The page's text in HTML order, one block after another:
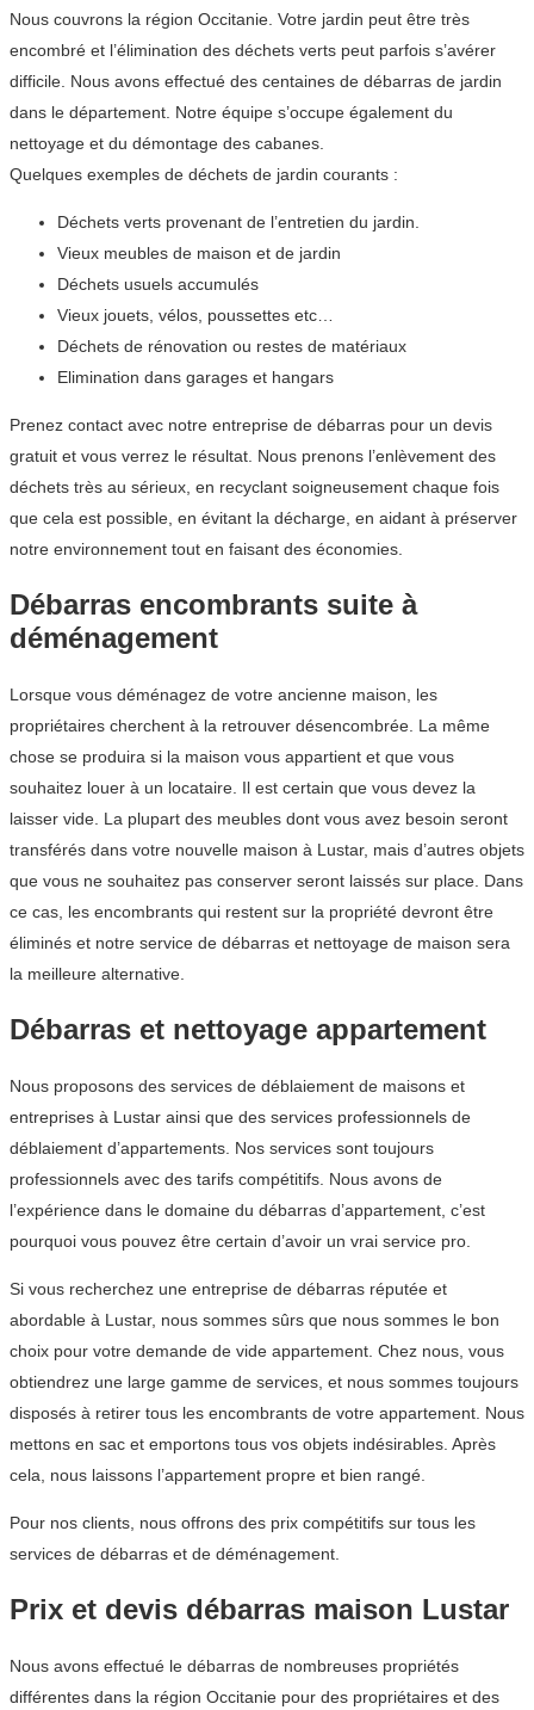
Nous couvrons la région Occitanie. Votre jardin peut être très
encombré et l’élimination des déchets verts peut parfois s’avérer
difficile. Nous avons effectué des centaines de débarras de jardin
dans le département. Notre équipe s’occupe également du
nettoyage et du démontage des cabanes.
Quelques exemples de déchets de jardin courants :
Déchets verts provenant de l’entretien du jardin.
Vieux meubles de maison et de jardin
Déchets usuels accumulés
Vieux jouets, vélos, poussettes etc…
Déchets de rénovation ou restes de matériaux
Elimination dans garages et hangars
Prenez contact avec notre entreprise de débarras pour un devis
gratuit et vous verrez le résultat. Nous prenons l’enlèvement des
déchets très au sérieux, en recyclant soigneusement chaque fois
que cela est possible, en évitant la décharge, en aidant à préserver
notre environnement tout en faisant des économies.
Débarras encombrants suite à
déménagement
Lorsque vous déménagez de votre ancienne maison, les
propriétaires cherchent à la retrouver désencombrée. La même
chose se produira si la maison vous appartient et que vous
souhaitez louer à un locataire. Il est certain que vous devez la
laisser vide. La plupart des meubles dont vous avez besoin seront
transférés dans votre nouvelle maison à Lustar, mais d’autres objets
que vous ne souhaitez pas conserver seront laissés sur place. Dans
ce cas, les encombrants qui restent sur la propriété devront être
éliminés et notre service de débarras et nettoyage de maison sera
la meilleure alternative.
Débarras et nettoyage appartement
Nous proposons des services de déblaiement de maisons et
entreprises à Lustar ainsi que des services professionnels de
déblaiement d’appartements. Nos services sont toujours
professionnels avec des tarifs compétitifs. Nous avons de
l’expérience dans le domaine du débarras d’appartement, c’est
pourquoi vous pouvez être certain d’avoir un vrai service pro.
Si vous recherchez une entreprise de débarras réputée et
abordable à Lustar, nous sommes sûrs que nous sommes le bon
choix pour votre demande de vide appartement. Chez nous, vous
obtiendrez une large gamme de services, et nous sommes toujours
disposés à retirer tous les encombrants de votre appartement. Nous
mettons en sac et emportons tous vos objets indésirables. Après
cela, nous laissons l’appartement propre et bien rangé.
Pour nos clients, nous offrons des prix compétitifs sur tous les
services de débarras et de déménagement.
Prix et devis débarras maison Lustar
Nous avons effectué le débarras de nombreuses propriétés
différentes dans la région Occitanie pour des propriétaires et des